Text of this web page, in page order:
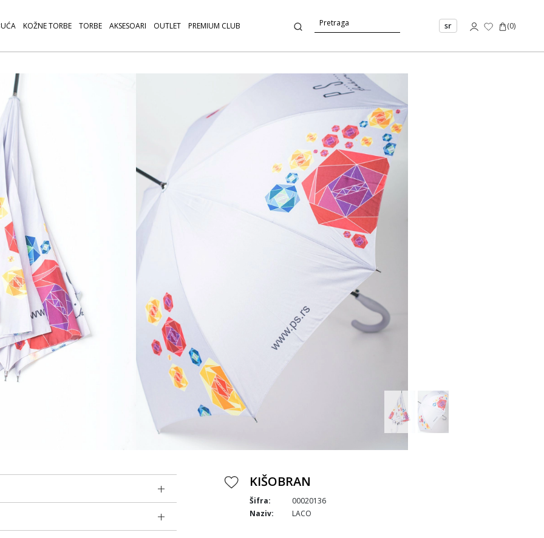
KOŽNE TORBE TORBE AKSESOARI OUTLET PREMIUM CLUB sr (0)
KIŠOBRAN
Šifra:
00020136
Naziv:
LACO